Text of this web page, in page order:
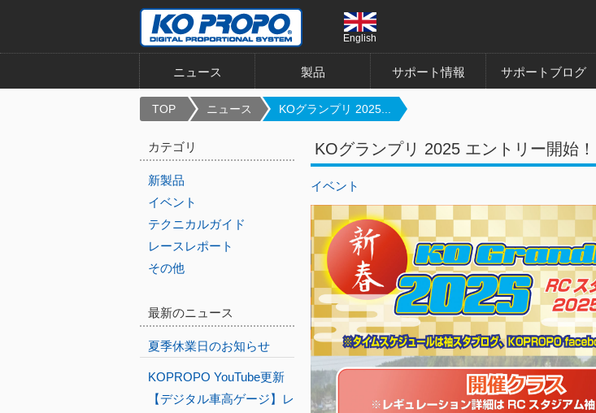
English
ニュース 製品 サポート情報 サポートブログ
TOP ニュース KOグランプリ 2025...
KOグランプリ 2025 エントリー開始！
イベント
カテゴリ
新製品
イベント
テクニカルガイド
レースレポート
その他
最新のニュース
夏季休業日のお知らせ
KOPROPO YouTube更新
【デジタル車高ゲージ】レ